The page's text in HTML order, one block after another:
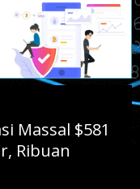
Massal $581
Ribuan